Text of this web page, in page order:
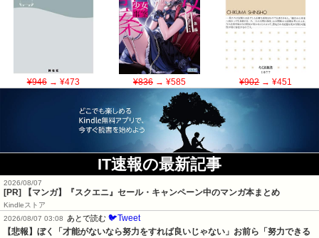
¥946→ ¥473 ¥836→ ¥585 ¥902→ ¥451
IT速報の最新記事
2026/08/07
[PR] 【マンガ】『スクエニ』セール・キャンペーン中のマンガ本まとめ
Kindleストア
2026/08/07 03:08
あとで読む 🐦Tweet
【悲報】ぼく「才能がないなら努力をすれば良いじゃない」お前ら「努力できる